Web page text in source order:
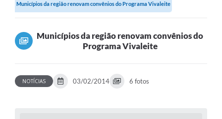
Municípios da região renovam convênios do Programa Vivaleite
Municípios da região renovam convênios do
Programa Vivaleite
NOTÍCIAS 03/02/2014 6 fotos